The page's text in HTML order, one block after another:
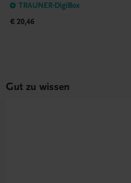
TRAUNER-DigiBox
€ 20,46
Gut zu wissen